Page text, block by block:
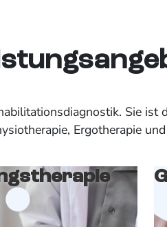
Sie
Ergotherapie